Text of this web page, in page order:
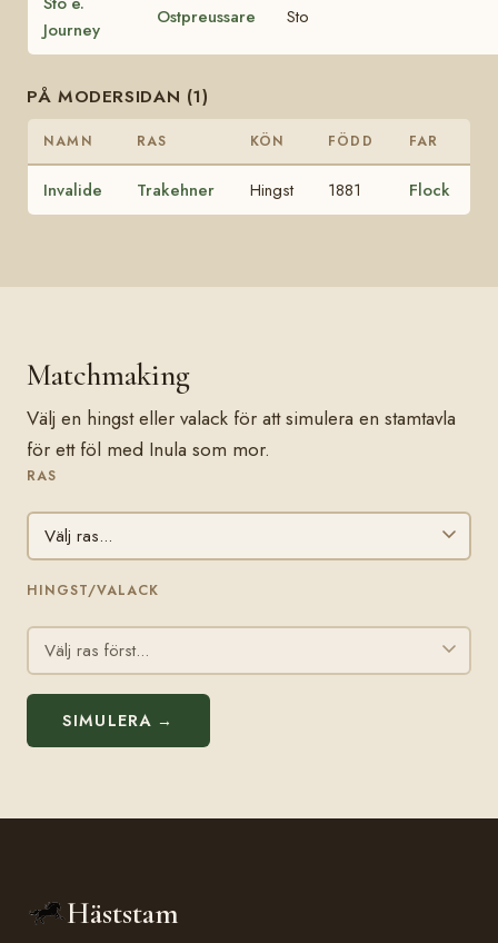
Journey
Ostpreussare Sto
PÅ MODERSIDAN (1)
NAMN RAS KÖN FÖDD FAR
Invalide Trakehner Hingst 1881 Flock
Matchmaking
Välj en hingst eller valack för att simulera en stamtavla
för ett föl med Inula som mor.
RAS
HINGST/VALACK
SIMULERA →
Häststam